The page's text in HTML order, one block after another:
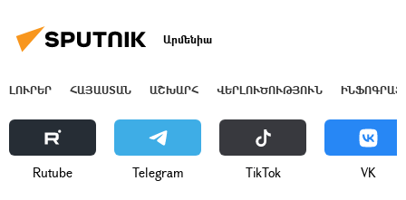
Արմենիա
ԼՈՒՐԵՐ ՀԱՅԱՍՏԱՆ ԱՇԽԱՐՀ ՎԵՐԼՈՒԾՈՒԹՅՈՒՆ
Rutube Telegram ТikТоk VK